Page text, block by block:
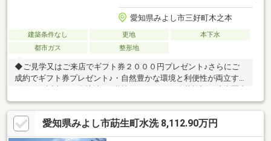
愛知県みよし市三好町木之本
建築条件なし 更地
本下水
都市ガス
整形地
◆ご見学又はご来店でギフト券２０００円プレゼント♪さらにご
成約でギフト券プレゼント♪・自然豊かな環境と利便性が両立する
三好町に誕生する分譲地♪・学校やスーパー、公共施設が徒歩圏内
の暮らしやすさが魅力♪・建築条件なしの自由設計で理想の住まい
を実現可能です♪◇閑静な住宅街◇整形地！ 【資料請求】は
上記ボタンをクリック♪ お電話でのお問い合わせは０１２０－
８４－５１６９まで♪リクラス不動産の強み・事務員を含めた全従
愛知県みよし市莇生町水洗 8,112.90万円